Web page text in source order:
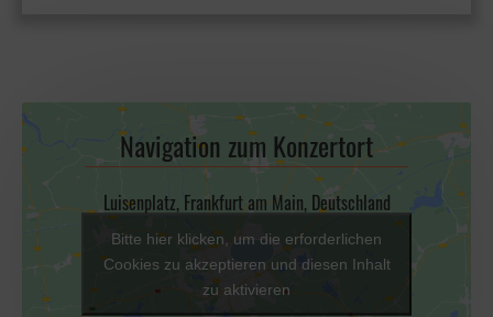
Navigation zum Konzertort
Luisenplatz, Frankfurt am Main, Deutschland
Bitte hier klicken, um die erforderlichen
Cookies zu akzeptieren und diesen Inhalt
zu aktivieren